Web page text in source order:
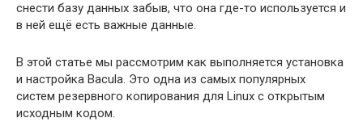
снести базу данных забыв, что она где-то используется и
в ней ещё есть важные данные.
В этой статье мы рассмотрим как выполняется установка
и настройка Bacula. Это одна из самых популярных
систем резервного копирования для Linux с открытым
исходным кодом.